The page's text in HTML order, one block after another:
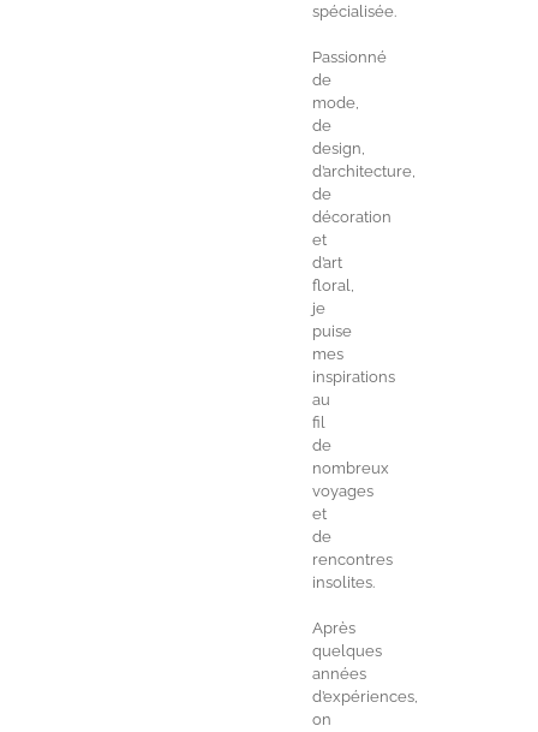
spécialisée.
Passionné
de
mode,
de
design,
d’architecture,
de
décoration
et
d’art
floral,
je
puise
mes
inspirations
au
fil
de
nombreux
voyages
et
de
rencontres
insolites.
Après
quelques
années
d’expériences,
on